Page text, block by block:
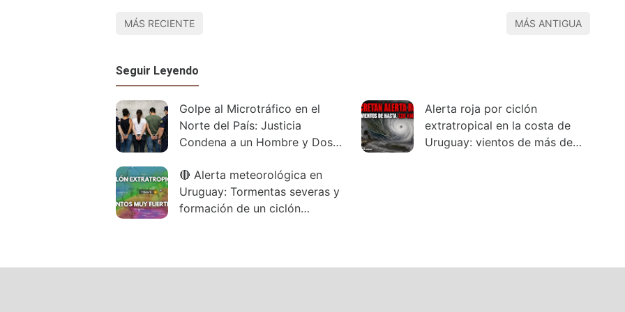
MÁS RECIENTE MÁS ANTIGUA
Seguir Leyendo
Golpe al Microtráfico en el
Norte del País: Justicia
Condena a un Hombre y Dos
Policial
Alerta roja por ciclón
extratropical en la costa de
Uruguay: vientos de más de
🔴 Alerta meteorológica en
Uruguay: Tormentas severas y
formación de un ciclón